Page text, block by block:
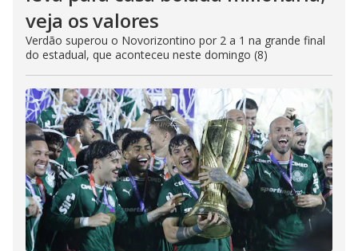
veja os valores
Verdão superou o Novorizontino por 2 a 1 na grande final
do estadual, que aconteceu neste domingo (8)